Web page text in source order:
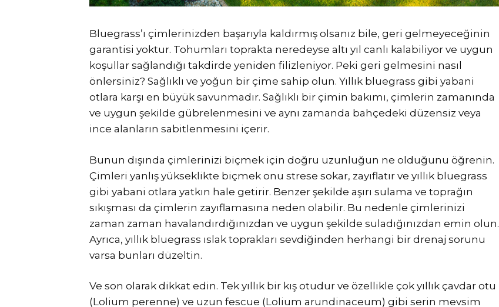
Bluegrass’ı çimlerinizden başarıyla kaldırmış olsanız bile, geri gelmeyeceğinin
garantisi yoktur. Tohumları toprakta neredeyse altı yıl canlı kalabiliyor ve uygun
koşullar sağlandığı takdirde yeniden filizleniyor. Peki geri gelmesini nasıl
önlersiniz? Sağlıklı ve yoğun bir çime sahip olun. Yıllık bluegrass gibi yabani
otlara karşı en büyük savunmadır. Sağlıklı bir çimin bakımı, çimlerin zamanında
ve uygun şekilde gübrelenmesini ve aynı zamanda bahçedeki düzensiz veya
ince alanların sabitlenmesini içerir.
Bunun dışında çimlerinizi biçmek için doğru uzunluğun ne olduğunu öğrenin.
Çimleri yanlış yükseklikte biçmek onu strese sokar, zayıflatır ve yıllık bluegrass
gibi yabani otlara yatkın hale getirir. Benzer şekilde aşırı sulama ve toprağın
sıkışması da çimlerin zayıflamasına neden olabilir. Bu nedenle çimlerinizi
zaman zaman havalandırdığınızdan ve uygun şekilde suladığınızdan emin olun.
Ayrıca, yıllık bluegrass ıslak toprakları sevdiğinden herhangi bir drenaj sorunu
varsa bunları düzeltin.
Ve son olarak dikkat edin. Tek yıllık bir kış otudur ve özellikle çok yıllık çavdar otu
(Lolium perenne) ve uzun fescue (Lolium arundinaceum) gibi serin mevsim